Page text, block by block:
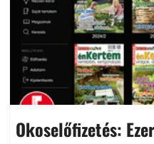
Okoselőfizetés: